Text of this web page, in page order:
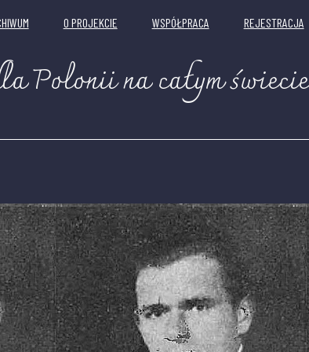
O PROJEKCIE WSPÓŁPRACA REJESTRACJA
Polonii na całym świecie